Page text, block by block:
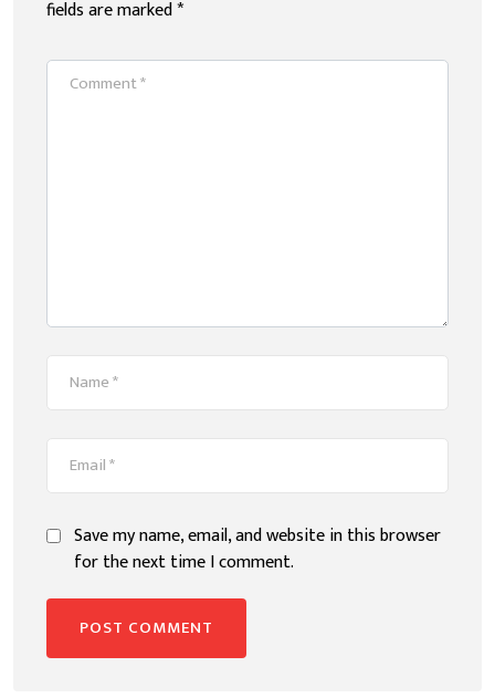
fields are marked*
Save my name, email, and website in this browser
for the next time I comment.